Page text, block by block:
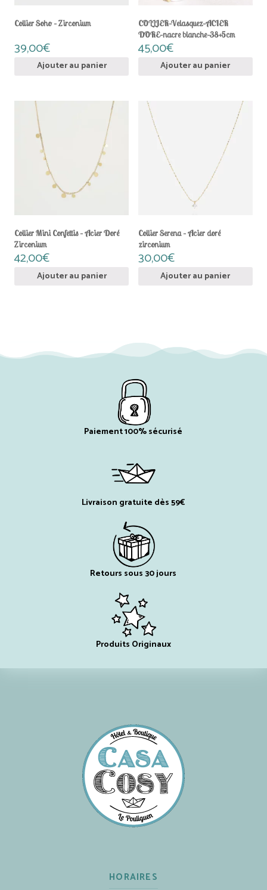
Collier Soho – Zirconium
39,00€
Ajouter au panier
COLLIER–Velasquez–ACIER
DORE–nacre blanche–38+5cm
45,00€
Ajouter au panier
Collier Mini Confettis – Acier Doré
Zirconium
42,00€
Ajouter au panier
Collier Serena – Acier doré
zirconium
30,00€
Ajouter au panier
Paiement 100% sécurisé
Livraison gratuite dès 59€
Retours sous 30 jours
Produits Originaux
HORAIRES